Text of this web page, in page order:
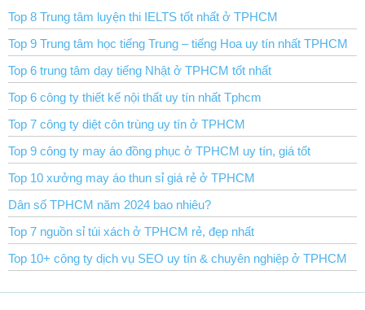
Top 8 Trung tâm luyện thi IELTS tốt nhất ở TPHCM
Top 9 Trung tâm học tiếng Trung – tiếng Hoa uy tín nhất TPHCM
Top 6 trung tâm dạy tiếng Nhật ở TPHCM tốt nhất
Top 6 công ty thiết kế nội thất uy tín nhất Tphcm
Top 7 công ty diệt côn trùng uy tín ở TPHCM
Top 9 công ty may áo đồng phục ở TPHCM uy tín, giá tốt
Top 10 xưởng may áo thun sỉ giá rẻ ở TPHCM
Dân số TPHCM năm 2024 bao nhiêu?
Top 7 nguồn sỉ túi xách ở TPHCM rẻ, đẹp nhất
Top 10+ công ty dịch vụ SEO uy tín & chuyên nghiệp ở TPHCM